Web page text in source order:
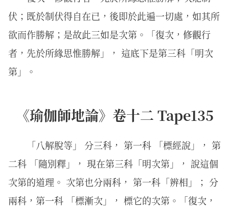
伏；既於制伏得自在已，後即於此遍一切處，如其所
欲而作勝解；是故此三如是次第。「復次，修觀行
者，先於所緣思惟勝解」， 這底下是第三科「明次
第」。
《瑜伽師地論》卷十二 Tape135
「八解脫等」 分三科， 第一科 「標經說」， 第
二科 「隨別釋」， 現在第三科「明次第」， 說這個
次第的道理。 次第也分兩科， 第一科「辨相」； 分
兩科，第一科 「標漸次」， 標它的次第。「復次，